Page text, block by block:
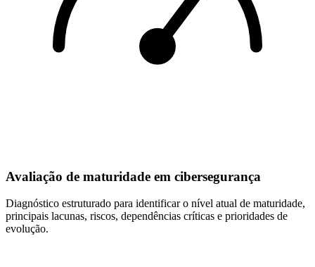
Avaliação de maturidade em cibersegurança
Diagnóstico estruturado para identificar o nível atual de maturidade,
principais lacunas, riscos, dependências críticas e prioridades de
evolução.